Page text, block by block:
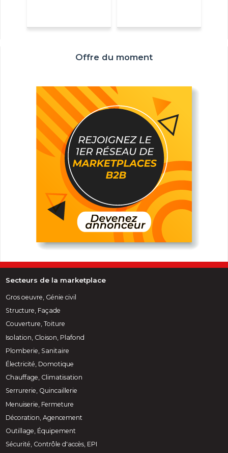
Offre du moment
Secteurs de la marketplace
Gros oeuvre, Génie civil
Structure, Façade
Couverture, Toiture
Isolation, Cloison, Plafond
Plomberie, Sanitaire
Électricité, Domotique
Chauffage, Climatisation
Serrurerie, Quincaillerie
Menuiserie, Fermeture
Décoration, Agencement
Outillage, Équipement
Sécurité, Contrôle d'accès, EPI